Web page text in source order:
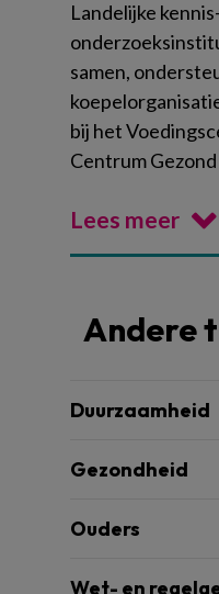
Landelijke
samen,
bij het
Centrum
Lees meer
Andere
Duurzaamheid
Gezondheid
Ouders
Wet- en